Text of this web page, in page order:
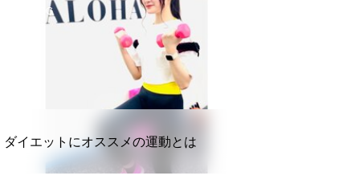
STAFF BLOG
ダイエットにオススメの運動とは